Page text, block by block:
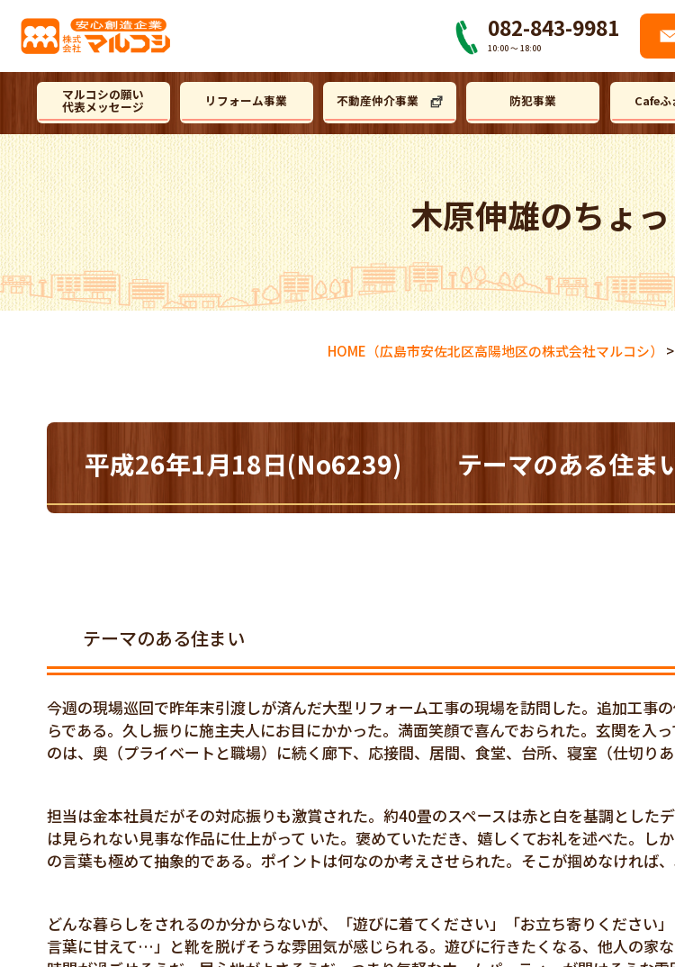
082-843-9981
10:00 〜 18:00
マルコシの願い
代表メッセージ リフォーム事業 不動産仲介事業 防犯事業 Cafeふ
木原伸雄のちょ
HOME （広島市安佐北区高陽地区の株式会社マルコシ） >
平成26年1月18日(No6239) テーマのある住ま
テーマのある住まい
今週の現場巡回で昨年末引渡しが済んだ大型リフォーム工事の現場を訪問した。追加工事
らである。久し振りに施主夫人にお目にかかった。満面笑顔で喜んでおられた。玄関を入
のは、奥（プライベートと職場）に続く廊下、応接間、居間、食堂、台所、寝室（仕切りあ
担当は金本社員だがその対応振りも激賞された。約40畳のスペースは赤と白を基調とした
は見られない見事な作品に仕上がって いた。褒めていただき、嬉しくてお礼を述べた。し
の言葉も極めて抽象的である。ポイントは何なのか考えさせられた。そこが掴めなければ、
どんな暮らしをされるのか分からないが、「遊びに着てください」「お立ち寄りください
言葉に甘えて…」と靴を脱げそうな雰囲気が感じられる。遊びに行きたくなる、他人の家